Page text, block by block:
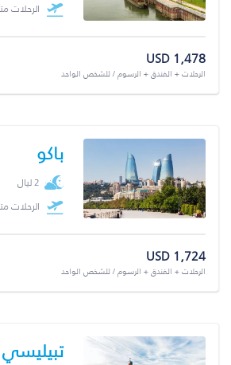
الرحلات
USD 1,478
الرحلات + الفندق + الرسوم / للشخص الواحد
باكو
2 ليال
الرحلات
USD 1,724
الرحلات + الفندق + الرسوم / للشخص الواحد
تبيليسي